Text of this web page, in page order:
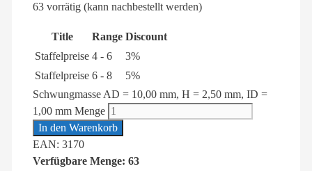
63 vorrätig (kann nachbestellt werden)
Title Range Discount
Staffelpreise 4 - 6
3%
Staffelpreise 6 - 8
5%
Schwungmasse AD = 10,00 mm, H = 2,50 mm, ID =
1,00 mm Menge
In den Warenkorb
EAN: 3170
Verfügbare Menge: 63